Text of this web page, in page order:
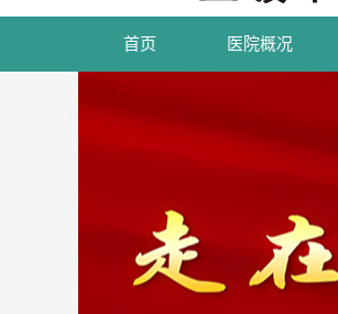
首页 医院概况